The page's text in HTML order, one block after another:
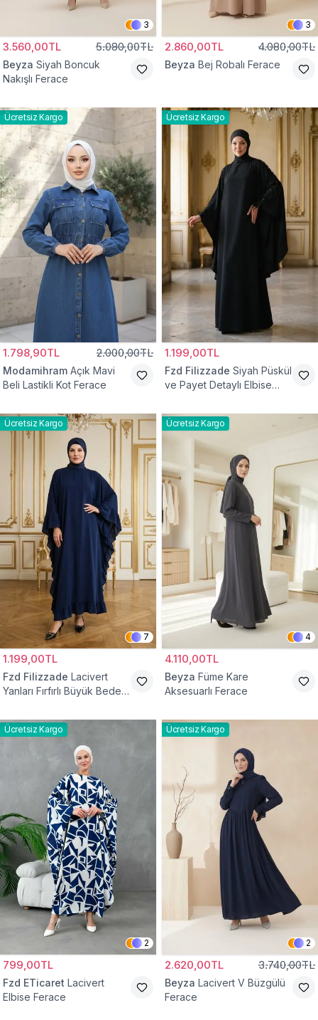
3
3.560,00TL 5.080,00TL
Beyza Siyah Boncuk
Nakışlı Ferace
3
2.860,00TL 4.080,00TL
Beyza Bej Robalı Ferace
Ücretsiz Kargo
1.798,90TL 2.000,00TL
Modamihram Açık Mavi
Beli Lastikli Kot Ferace
Ücretsiz Kargo
1.199,00TL
Fzd Filizzade Siyah Püskül
ve Payet Detaylı Elbise
Ücretsiz Kargo
7
1.199,00TL
Fzd Filizzade Lacivert
Yanları Fırfırlı Büyük Beden
Ücretsiz Kargo
4
4.110,00TL
Beyza Füme Kare
Aksesuarlı Ferace
Ücretsiz Kargo
2
799,00TL
Fzd ETicaret Lacivert
Elbise Ferace
Ücretsiz Kargo
2
2.620,00TL 3.740,00TL
Beyza Lacivert V Büzgülü
Ferace